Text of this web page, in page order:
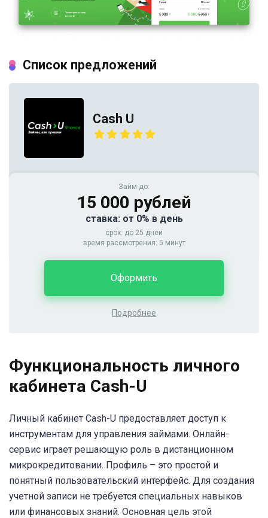
Список предложений
Cash U
Займ до:
15 000 рублей
ставка: от 0% в день
срок: до 25 дней
время рассмотрения: 5 минут
Подробнее
Оформить
Функциональность личного
кабинета Cash-U
Личный кабинет Cash-U предоставляет доступ к
инструментам для управления займами. Онлайн-
сервис играет решающую роль в дистанционном
микрокредитовании. Профиль – это простой и
понятный пользовательский интерфейс. Для создания
учетной записи не требуется специальных навыков
или финансовых знаний. Основная цель этой